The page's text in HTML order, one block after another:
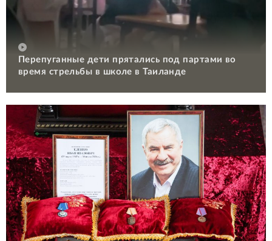
Перепуганные дети прятались под партами во
время стрельбы в школе в Таиланде